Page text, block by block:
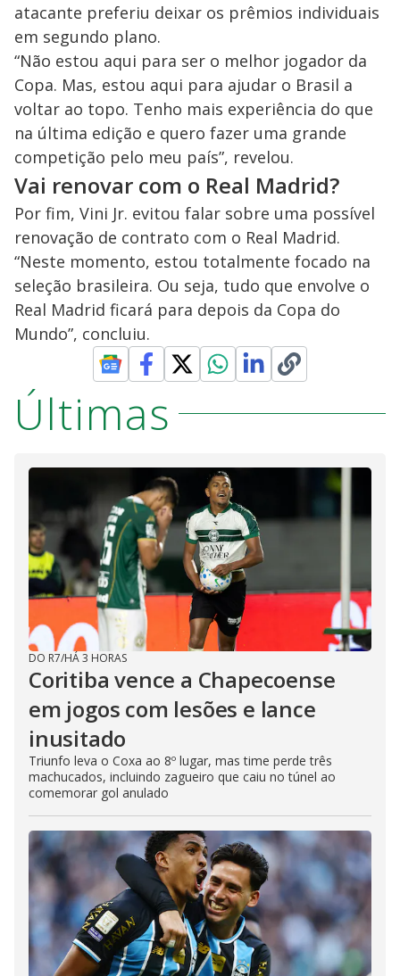
atacante preferiu deixar os prêmios individuais
em segundo plano.
“Não estou aqui para ser o melhor jogador da
Copa. Mas, estou aqui para ajudar o Brasil a
voltar ao topo. Tenho mais experiência do que
na última edição e quero fazer uma grande
competição pelo meu país”, revelou.
Vai renovar com o Real Madrid?
Por fim, Vini Jr. evitou falar sobre uma possível
renovação de contrato com o Real Madrid.
“Neste momento, estou totalmente focado na
seleção brasileira. Ou seja, tudo que envolve o
Real Madrid ficará para depois da Copa do
Mundo”, concluiu.
Últimas
DO R7/HÁ 3 HORAS
Coritiba vence a Chapecoense
em jogos com lesões e lance
inusitado
Triunfo leva o Coxa ao 8º lugar, mas time perde três
machucados, incluindo zagueiro que caiu no túnel ao
comemorar gol anulado